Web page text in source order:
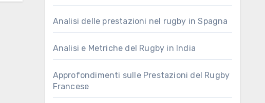
Analisi delle prestazioni nel rugby in Spagna
Analisi e Metriche del Rugby in India
Approfondimenti sulle Prestazioni del Rugby
Francese